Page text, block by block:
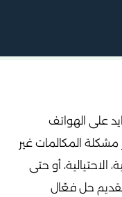
على الهواتف
مشكلة المكالمات غير
الاحتيالية، أو حتى
لتقديم حل فعّال